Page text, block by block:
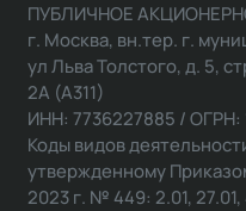
ПУБЛИЧНОЕ
г. Москва, вн.тер. г.
ул Льва Толстого, д. 5,
2А (А311)
ИНН: 7736227885 /
Коды видов
утвержденному
2023 г. № 449: 2.01, 27.01,